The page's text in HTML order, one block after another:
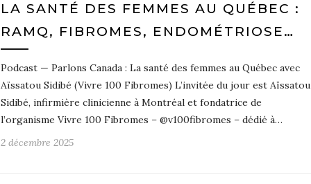
LA SANTÉ DES FEMMES AU QUÉBEC :
RAMQ, FIBROMES, ENDOMÉTRIOSE…
Podcast — Parlons Canada : La santé des femmes au Québec avec
Aïssatou Sidibé (Vivre 100 Fibromes) L’invitée du jour est Aïssatou
Sidibé, infirmière clinicienne à Montréal et fondatrice de
l’organisme Vivre 100 Fibromes – @v100fibromes – dédié à…
2 décembre 2025